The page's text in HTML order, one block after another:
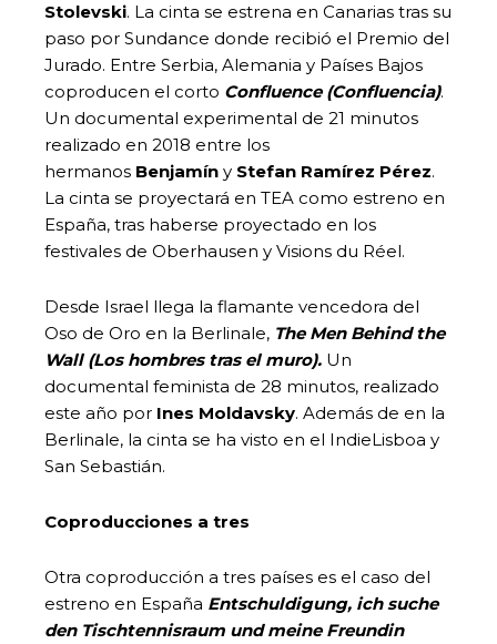
Stolevski. La cinta se estrena en Canarias tras su
paso por Sundance donde recibió el Premio del
Jurado. Entre Serbia, Alemania y Países Bajos
coproducen el corto Confluence (Confluencia).
Un documental experimental de 21 minutos
realizado en 2018 entre los
hermanos Benjamín y Stefan Ramírez Pérez.
La cinta se proyectará en TEA como estreno en
España, tras haberse proyectado en los
festivales de Oberhausen y Visions du Réel.
Desde Israel llega la flamante vencedora del
Oso de Oro en la Berlinale, The Men Behind the
Wall(Los hombres tras el muro). Un
documental feminista de 28 minutos, realizado
este año por Ines Moldavsky. Además de en la
Berlinale, la cinta se ha visto en el IndieLisboa y
San Sebastián.
Coproducciones a tres
Otra coproducción a tres países es el caso del
estreno en España Entschuldigung, ich suche
den Tischtennisraum und meine Freundin